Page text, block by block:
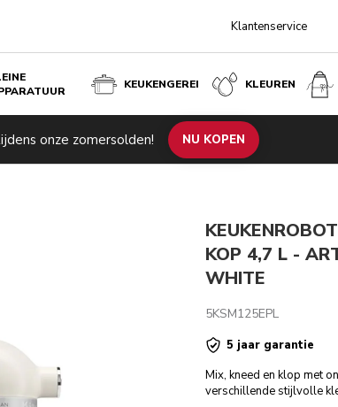
Klantenservice
KEUKENGEREI KLEUREN
onze zomersolden! NU KOPEN
Technische specificaties Beoordelingen
KOP 4,7 L -
WHITE
5KSM125EPL
5 jaar garantie
Mix, kneed en klop met
verschillende stijlvolle